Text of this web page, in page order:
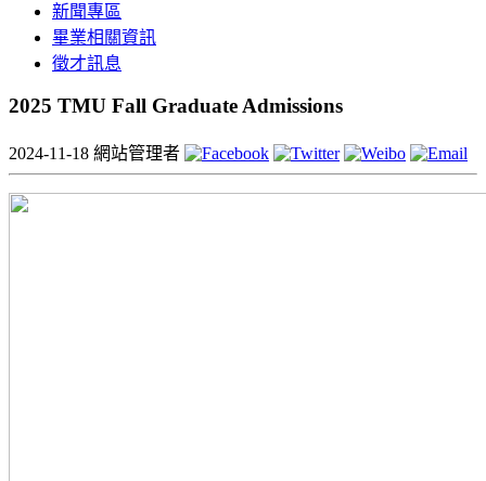
新聞專區
畢業相關資訊
徵才訊息
2025 TMU Fall Graduate Admissions
2024-11-18 網站管理者